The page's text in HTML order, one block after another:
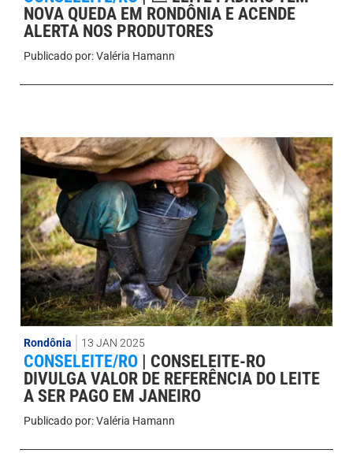
NOVA QUEDA EM RONDÔNIA E ACENDE
ALERTA NOS PRODUTORES
Publicado por:Valéria Hamann
Rondônia 13 JAN 2025
CONSELEITE/RO | CONSELEITE-RO
DIVULGA VALOR DE REFERÊNCIA DO LEITE
A SER PAGO EM JANEIRO
Publicado por:Valéria Hamann